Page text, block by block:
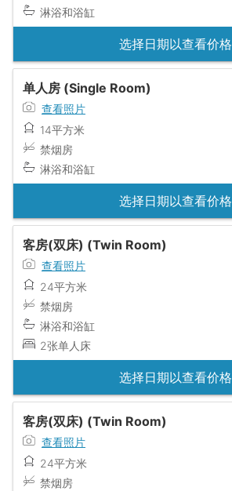
淋浴和浴缸
选择日期以查看价格
单人房 (Single Room)
查看照片
14平方米
禁烟房
淋浴和浴缸
选择日期以查看价格
客房(双床) (Twin Room)
查看照片
24平方米
禁烟房
淋浴和浴缸
2张单人床
选择日期以查看价格
客房(双床) (Twin Room)
查看照片
24平方米
禁烟房